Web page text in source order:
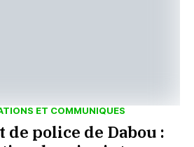
ET COMMUNIQUES
police de Dabou :